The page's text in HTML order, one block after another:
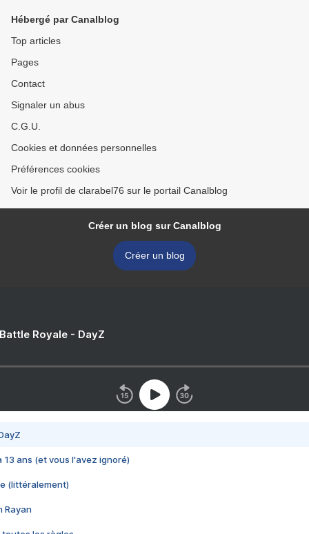
Hébergé par Canalblog
Top articles
Pages
Contact
Signaler un abus
C.G.U.
Cookies et données personnelles
Préférences cookies
Voir le profil de clarabel76 sur le portail Canalblog
Créer un blog sur Canalblog
Créer un blog
Royale - DayZ
13 ans (et vous l'avez ignoré)
(littéralement)
Rayan